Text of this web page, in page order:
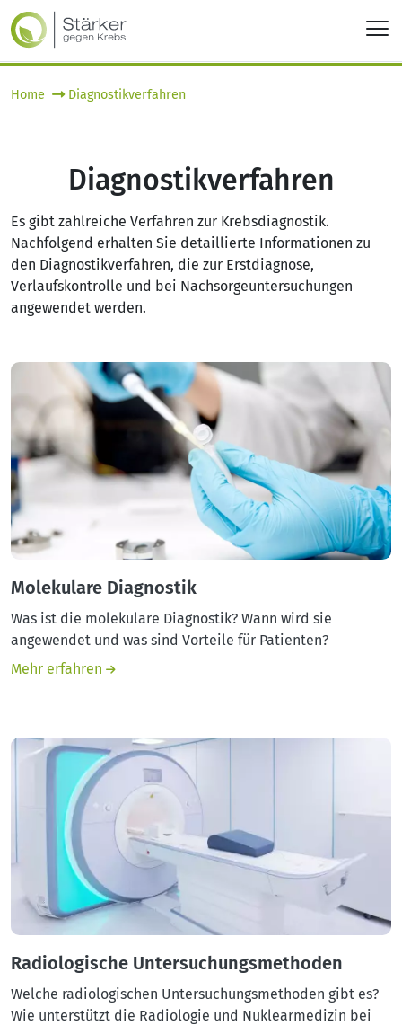
Home Diagnostikverfahren
Diagnostikverfahren
Es gibt zahlreiche Verfahren zur Krebsdiagnostik.
Nachfolgend erhalten Sie detaillierte Informationen zu
den Diagnostikverfahren, die zur Erstdiagnose,
Verlaufskontrolle und bei Nachsorgeuntersuchungen
angewendet werden.
Molekulare Diagnostik
Was ist die molekulare Diagnostik? Wann wird sie
angewendet und was sind Vorteile für Patienten?
Mehr erfahren
Radiologische Untersuchungsmethoden
Welche radiologischen Untersuchungsmethoden gibt es?
Wie unterstützt die Radiologie und Nuklearmedizin bei